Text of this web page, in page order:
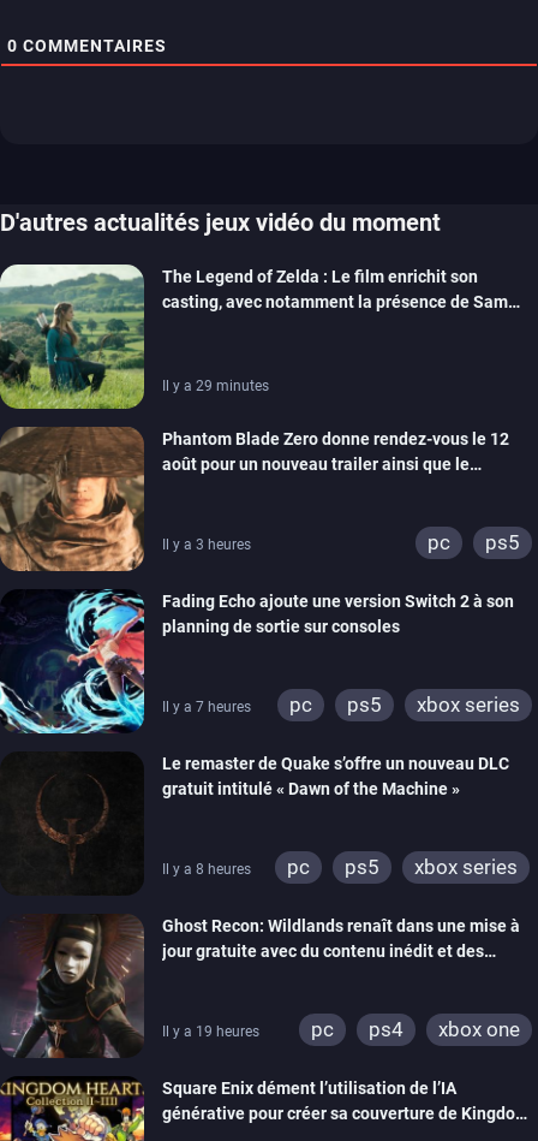
0 COMMENTAIRES
D'autres actualités jeux vidéo du moment
The Legend of Zelda : Le film enrichit son
casting, avec notamment la présence de Sam
Il y a 29 minutes
Phantom Blade Zero donne rendez-vous le 12
août pour un nouveau trailer ainsi que le
Il y a 3 heures pc ps5
Fading Echo ajoute une version Switch 2 à son
planning de sortie sur consoles
Il y a 7 heures pc ps5 xbox series
Le remaster de Quake s’offre un nouveau DLC
gratuit intitulé « Dawn of the Machine »
Il y a 8 heures pc ps5
xbox series
xbox one
nintendo 64
Ghost Recon: Wildlands renaît dans une mise à
jour gratuite avec du contenu inédit et des
Il y a 19 heures pc ps4 xbox one
Square Enix dément l’utilisation de l’IA
générative pour créer sa couverture de Kingdom